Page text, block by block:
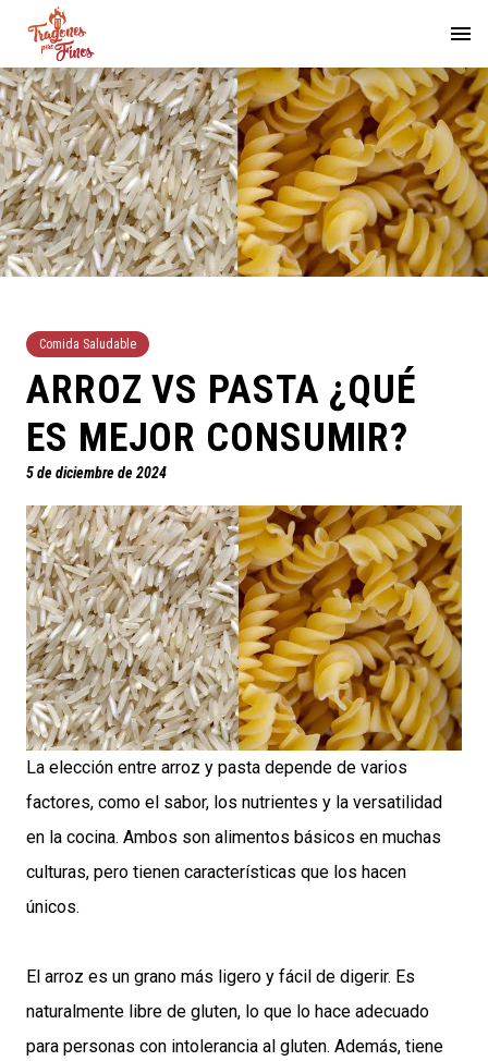
Comida Saludable
ARROZ VS PASTA ¿QUÉ
ES MEJOR CONSUMIR?
5 de diciembre de 2024
La elección entre arroz y pasta depende de varios
factores, como el sabor, los nutrientes y la versatilidad
en la cocina. Ambos son alimentos básicos en muchas
culturas, pero tienen características que los hacen
únicos.
El arroz es un grano más ligero y fácil de digerir. Es
naturalmente libre de gluten, lo que lo hace adecuado
para personas con intolerancia al gluten. Además, tiene